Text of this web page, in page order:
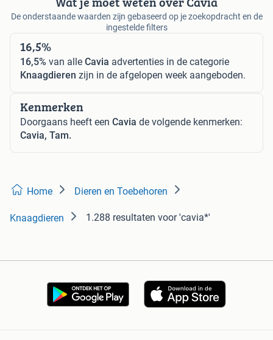
De onderstaande waarden zijn gebaseerd op je zoekopdracht en de
ingestelde filters
16,5%
16,5% van alle Cavia advertenties in de categorie
Knaagdieren zijn in de afgelopen week aangeboden.
Kenmerken
Doorgaans heeft een Cavia de volgende kenmerken:
Cavia, Tam.
Home Dieren en Toebehoren
Knaagdieren 1.288 resultaten voor 'cavia*'